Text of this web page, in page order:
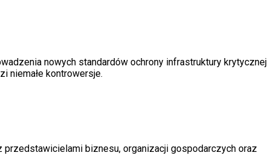
nowych standardów ochrony infrastruktury krytycznej
niemałe kontrowersje.
przedstawicielami biznesu, organizacji gospodarczych oraz